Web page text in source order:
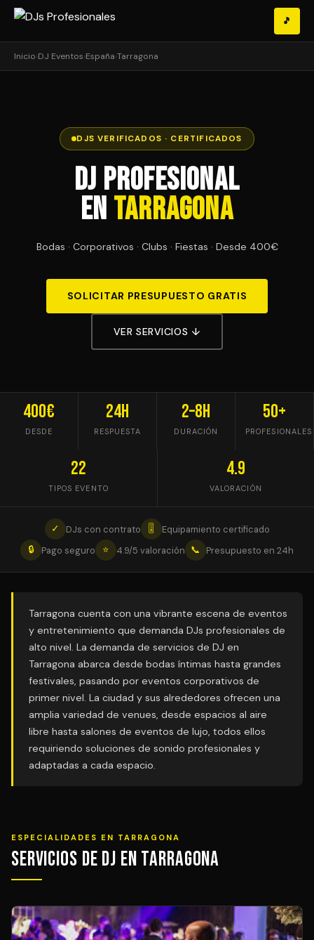
🎵
Inicio›DJ Eventos›España›Tarragona
DJS VERIFICADOS · CERTIFICADOS
DJ Profesional
en Tarragona
Bodas · Corporativos · Clubs · Fiestas · Desde 400€
SOLICITAR PRESUPUESTO GRATIS
VER SERVICIOS ↓
400€
DESDE
24h
RESPUESTA
2–8h
DURACIÓN
50+
PROFESIONALES
22
TIPOS EVENTO
4.9
VALORACIÓN
✓ DJs con contrato 🎚
Equipamiento certificado
🔒
Pago seguro ⭐ 4.9/5 valoración 📞 Presupuesto en 24h
Tarragona cuenta con una vibrante escena de eventos
y entretenimiento que demanda DJs profesionales de
alto nivel. La demanda de servicios de DJ en
Tarragona abarca desde bodas íntimas hasta grandes
festivales, pasando por eventos corporativos de
primer nivel. La ciudad y sus alrededores ofrecen una
amplia variedad de venues, desde espacios al aire
libre hasta salones de eventos de lujo, todos ellos
requiriendo soluciones de sonido profesionales y
adaptadas a cada espacio.
ESPECIALIDADES EN TARRAGONA
Servicios de DJ en Tarragona